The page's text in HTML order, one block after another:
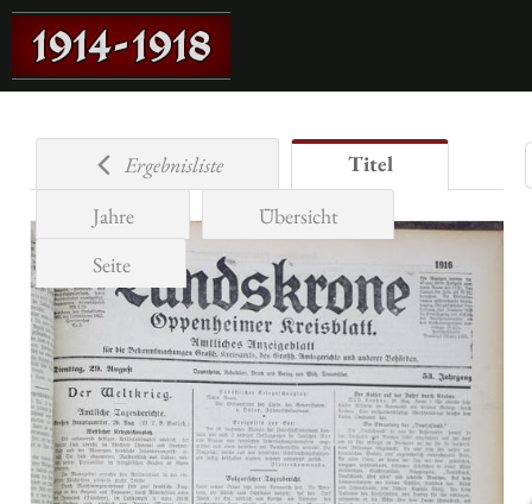
Ergebnisliste
Titel
Jahre
Übersicht
Seite